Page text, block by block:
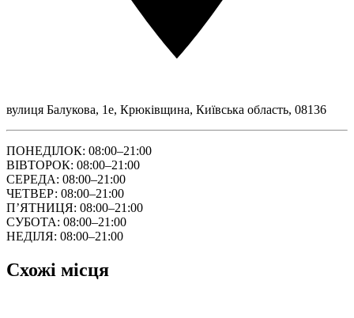
вулиця Балукова, 1е, Крюківщина, Київська область, 08136
ПОНЕДІЛОК: 08:00–21:00
ВІВТОРОК: 08:00–21:00
СЕРЕДА: 08:00–21:00
ЧЕТВЕР: 08:00–21:00
ПʼЯТНИЦЯ: 08:00–21:00
СУБОТА: 08:00–21:00
НЕДІЛЯ: 08:00–21:00
Схожі місця